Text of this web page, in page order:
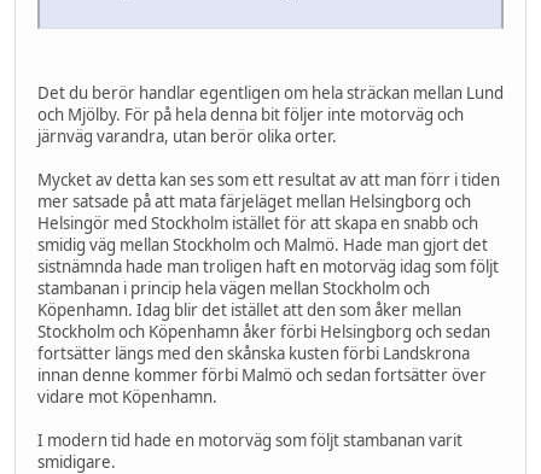
Det du berör handlar egentligen om hela sträckan mellan Lund
och Mjölby. För på hela denna bit följer inte motorväg och
järnväg varandra, utan berör olika orter.
Mycket av detta kan ses som ett resultat av att man förr i tiden
mer satsade på att mata färjeläget mellan Helsingborg och
Helsingör med Stockholm istället för att skapa en snabb och
smidig väg mellan Stockholm och Malmö. Hade man gjort det
sistnämnda hade man troligen haft en motorväg idag som följt
stambanan i princip hela vägen mellan Stockholm och
Köpenhamn. Idag blir det istället att den som åker mellan
Stockholm och Köpenhamn åker förbi Helsingborg och sedan
fortsätter längs med den skånska kusten förbi Landskrona
innan denne kommer förbi Malmö och sedan fortsätter över
vidare mot Köpenhamn.
I modern tid hade en motorväg som följt stambanan varit
smidigare.